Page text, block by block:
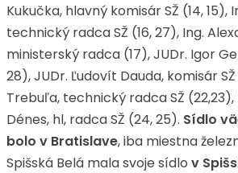
Kukučka, hlavný komisár SŽ (14, 15),
technický radca SŽ (16, 27), Ing.
ministerský radca (17), JUDr. Igor
28), JUDr. Ľudovít Dauda, komisár
Trebuľa, technický radca SŽ (22,23),
Dénes, hl, radca SŽ (24, 25). Sídlo
bolo v Bratislave, iba miestna
Spišská Belá mala svoje sídlo v